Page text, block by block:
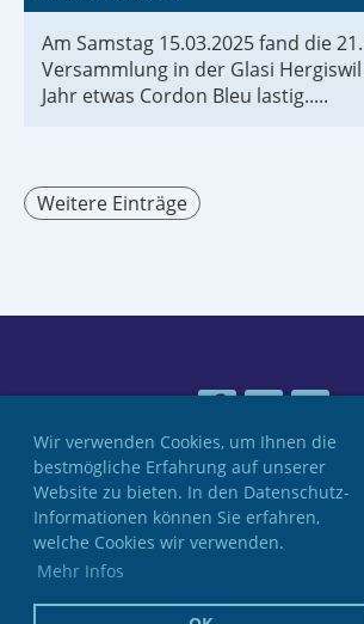
Wir verwenden Cookies, um Ihnen die
bestmögliche Erfahrung auf unserer
Website zu bieten. In den Datenschutz-
Informationen können Sie erfahren,
welche Cookies wir verwenden.
Mehr Infos
Am Samstag 15.03.2025 fand die
Versammlung in der Glasi
Jahr etwas Cordon Bleu lastig.....
Weitere Einträge
© UTI Divers 2026
Impressum